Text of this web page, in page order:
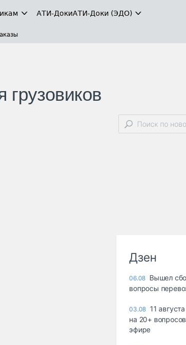
АТИ-ДокиАТИ-Доки (ЭДО)
Дзен
06.08 Вышел
вопросы
03.08 11
на 20+
эфире